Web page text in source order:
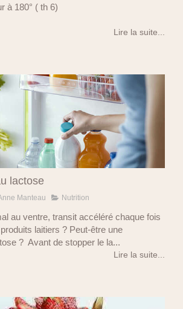
à 180° ( th 6)
Lire la suite...
lactose
Manteau Nutrition
au ventre, transit accéléré chaque fois
laitiers ? Peut-être une
? Avant de stopper le la...
Lire la suite...